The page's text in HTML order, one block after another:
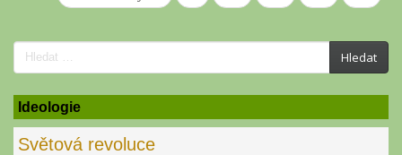
Search
for:
Hledat
Ideologie
Světová revoluce